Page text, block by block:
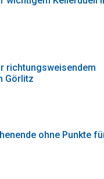
richtungsweisendem
Görlitz
ohne Punkte